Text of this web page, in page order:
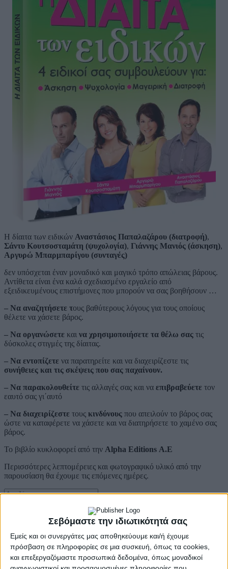
Σεβόμαστε την ιδιωτικότητά σας
Εμείς και οι συνεργάτες μας αποθηκεύουμε και/ή έχουμε
πρόσβαση σε πληροφορίες σε μια συσκευή, όπως τα cookies,
και επεξεργαζόμαστε προσωπικά δεδομένα, όπως μοναδικοί
Η δίαιτα των ειδικών Αναστάσιος Παπαλαζάρου (διατροφή),
Σάντυ Κουτσοσταμάτη (ψυχολογία), Γιάννης Μανιός (άσκηση),
Αργυρώ Μπαρμπαρίγου (συνταγές)
δεν υπόσχεται έναν μοναδικό και μαγικό τρόπο απώλειας βάρους.
Αντίθετα είναι ένα καλά σχεδιασμένο εργαλείο από
εξειδικευμένους επιστήμονες που μπορούν να σας βοηθήσουν …
– Να αναζητήσετε τους βαθύτερους λόγους για τους οποίους
θέλετε να χάσετε βάρος.
– Να οργανώσετε και να χρησιμοποιήσετε τα θέλω σας τις
δύσκολες στιγμές της δίαιτας.
– Να εντοπίζετε να παρατηρείτε και να διαχειρίζεστε τις
συνήθειες και τις σκέψεις που σας παχαίνουν.
– Να παρακολουθείτε τις αλλαγές σας και να επιβραβεύετε τον
εαυτό σας γι΄αυτό
– Να διαχειρίζεστε τους κινδύνους που απειλούν το βάρος σας
ώστε να καταφέρετε να χάσετε και να διατηρήσετε το χαμένο σας
βάρος.
Το βιβλίο κυκλοφορεί από την Alpha Editions Α.Ε
Περισσότερες λεπτομέρειες και φωτογραφικό υλικό από την
παρουσίαση θα έχουμε τις επόμενες ημέρες.